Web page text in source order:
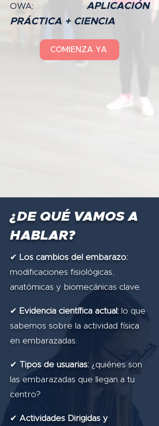
OWA:
APLICACIÓN
PRÁCTICA + CIENCIA
COMIENZA YA
¿DE QUÉ VAMOS A
HABLAR?
✔ Los cambios del embarazo:
modificaciones fisiológicas,
anatómicas y biomecánicas clave.
✔ Evidencia científica actual: lo que
sabemos sobre la actividad física
en embarazadas.
✔ Tipos de usuarias: ¿quiénes son
las embarazadas que llegan a tu
centro?
✔ Actividades Dirigidas y